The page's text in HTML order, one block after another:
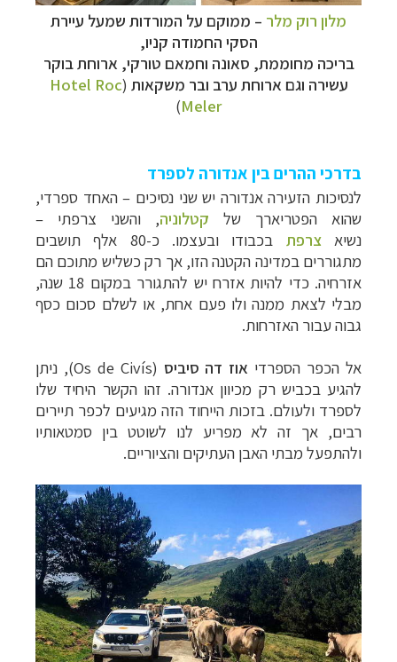
מלון רוק מלר – ממוקם על המורדות שמעל עיירת
הסקי החמודה קניו,
בריכה מחוממת, סאונה וחמאם טורקי, ארוחת בוקר
עשירה וגם ארוחת ערב ובר משקאות (
Hotel Roc
Meler
)
בדרכי ההרים בין אנדורה לספרד
לנסיכות הזעירה אנדורה יש שני נסיכים –האחד ספרדי,
שהוא הפטריארך של
קטלוניה, והשני צרפתי –
נשיא צרפת
בכבודו ובעצמו. כ-80 אלף תושבים
מתגוררים במדינה הקטנה הזו, אך רק כשליש מתוכם הם
אזרחיה. כדי להיות אזרח יש להתגורר במקום 18 שנה,
מבלי לצאת ממנה ולו פעם אחת, או לשלם סכום כסף
גבוה עבור האזרחות.
אל הכפר הספרדי אוז דה סיביס (
Os de Civís), ניתן
להגיע בכביש רק מכיוון אנדורה. זהו הקשר היחיד שלו
לספרד ולעולם. בזכות הייחוד הזה מגיעים לכפר תיירים
רבים, אך זה לא מפריע לנו לשוטט בין סמטאותיו
ולהתפעל מבתי האבן העתיקים והציוריים.